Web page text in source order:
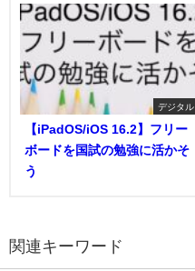
デジタル
【iPadOS/iOS 16.2】フリー
ボードを国試の勉強に活かそ
う
関連キーワード